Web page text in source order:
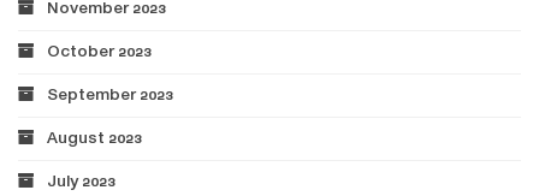
November 2023
October 2023
September 2023
August 2023
July 2023